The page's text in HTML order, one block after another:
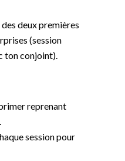
deux premières
(session
ton conjoint).
reprenant
session pour